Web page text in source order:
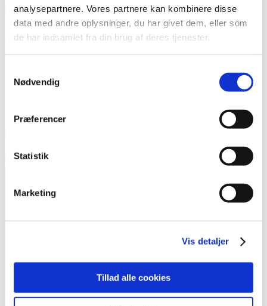
analysepartnere. Vores partnere kan kombinere disse
data med andre oplysninger, du har givet dem, eller som
de har indsamlet fra din brug af deres tjenester.
Nødvendig
Præferencer
Statistik
Marketing
Vis detaljer
Tillad alle cookies
Blog
28. januar 2020
Tanker fra venteværelset på ”psyken” – Psykiatrisk ambulatorium.
”Husk at tjekke ind i receptionen” – står der med røde bogstaver,
hvor end...
Foreningen Outsideren
Heimdalsgade 37, 1. sal
2200 København N